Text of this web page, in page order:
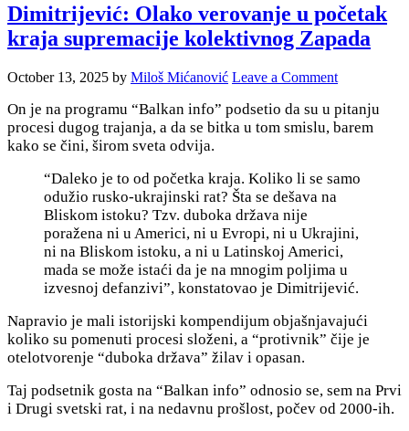
Dimitrijević: Olako verovanje u početak
kraja supremacije kolektivnog Zapada
October 13, 2025 by Miloš Mićanović Leave a Comment
On je na programu “Balkan info” podsetio da su u pitanju
procesi dugog trajanja, a da se bitka u tom smislu, barem
kako se čini, širom sveta odvija.
“Daleko je to od početka kraja. Koliko li se samo
odužio rusko-ukrajinski rat? Šta se dešava na
Bliskom istoku? Tzv. duboka država nije
poražena ni u Americi, ni u Evropi, ni u Ukrajini,
ni na Bliskom istoku, a ni u Latinskoj Americi,
mada se može istaći da je na mnogim poljima u
izvesnoj defanzivi”, konstatovao je Dimitrijević.
Napravio je mali istorijski kompendijum objašnjavajući
koliko su pomenuti procesi složeni, a “protivnik” čije je
otelotvorenje “duboka država” žilav i opasan.
Taj podsetnik gosta na “Balkan info” odnosio se, sem na Prvi
i Drugi svetski rat, i na nedavnu prošlost, počev od 2000-ih.